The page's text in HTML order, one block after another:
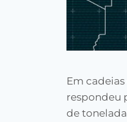
Em
respondeu
de